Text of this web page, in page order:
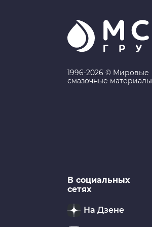
1996-2026 © Мировые
смазочные материалы
В социальных
сетях
На Дзене